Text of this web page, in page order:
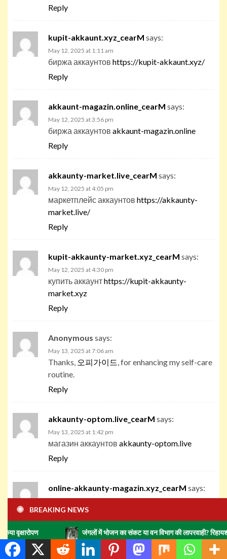
Reply
kupit-akkaunt.xyz_cearM says:
May 12, 2025 at 1:11 am
биржа аккаунтов https://kupit-akkaunt.xyz/
Reply
akkaunt-magazin.online_cearM says:
May 12, 2025 at 3:56 pm
биржа аккаунтов akkaunt-magazin.online
Reply
akkaunty-market.live_cearM says:
May 12, 2025 at 4:05 pm
маркетплейс аккаунтов https://akkaunty-
market.live/
Reply
kupit-akkaunty-market.xyz_cearM says:
May 12, 2025 at 4:30 pm
купить аккаунтhttps://kupit-akkaunty-
market.xyz
Reply
Anonymous says:
May 13, 2025 at 7:06 am
Thanks, 오피가이드 , for enhancing my self-care
routine.
Reply
akkaunty-optom.live_cearM says:
May 13, 2025 at 1:42 pm
магазин аккаунтов akkaunty-optom.live
Reply
online-akkaunty-magazin.xyz_cearM says:
May 13, 2025 at 2:00 pm
маркетплейс аккаунтов
akkaunty-magazin.xyz/
Reply
BREAKING NEWS
जंगलों में भोजन का संकट या वन विभाग की लापरवाही? रिहायशी इलाकों में